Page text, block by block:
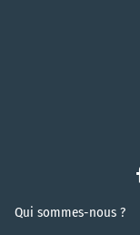
Qui sommes-nous ?